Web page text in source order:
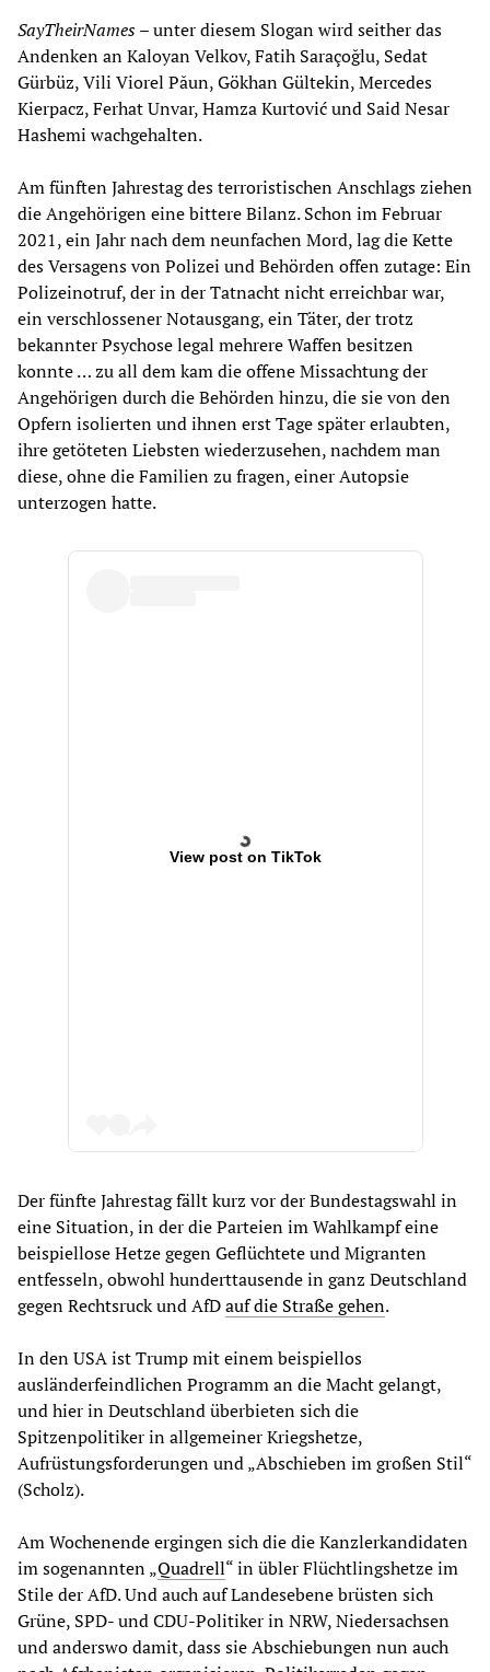
SayTheirNames– unter diesem Slogan wird seither das
Andenken an Kaloyan Velkov, Fatih Saraçoğlu, Sedat
Gürbüz, Vili Viorel Păun, Gökhan Gültekin, Mercedes
Kierpacz, Ferhat Unvar, Hamza Kurtović und Said Nesar
Hashemi wachgehalten.
Am fünften Jahrestag des terroristischen Anschlags ziehen
die Angehörigen eine bittere Bilanz. Schon im Februar
2021, ein Jahr nach dem neunfachen Mord, lag die Kette
des Versagens von Polizei und Behörden offen zutage: Ein
Polizeinotruf, der in der Tatnacht nicht erreichbar war,
ein verschlossener Notausgang, ein Täter, der trotz
bekannter Psychose legal mehrere Waffen besitzen
konnte … zu all dem kam die offene Missachtung der
Angehörigen durch die Behörden hinzu, die sie von den
Opfern isolierten und ihnen erst Tage später erlaubten,
ihre getöteten Liebsten wiederzusehen, nachdem man
diese, ohne die Familien zu fragen, einer Autopsie
unterzogen hatte.
View post on TikTok
Der fünfte Jahrestag fällt kurz vor der Bundestagswahl in
eine Situation, in der die Parteien im Wahlkampf eine
beispiellose Hetze gegen Geflüchtete und Migranten
entfesseln, obwohl hunderttausende in ganz Deutschland
gegen Rechtsruck und AfDauf die Straße gehen.
In den USA ist Trump mit einem beispiellos
ausländerfeindlichen Programm an die Macht gelangt,
und hier in Deutschland überbieten sich die
Spitzenpolitiker in allgemeiner Kriegshetze,
Aufrüstungsforderungen und „Abschieben im großen Stil“
(Scholz).
Am Wochenende ergingen sich die die Kanzlerkandidaten
im sogenannten „Quadrell“ in übler Flüchtlingshetze im
Stile der AfD. Und auch auf Landesebene brüsten sich
Grüne, SPD- und CDU-Politiker in NRW, Niedersachsen
und anderswo damit, dass sie Abschiebungen nun auch